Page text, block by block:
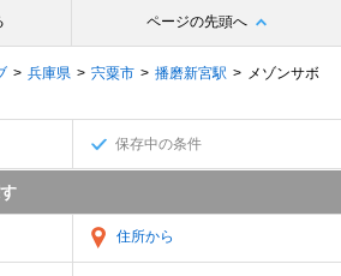
ページの先頭へ
兵庫県 宍粟市 播磨新宮駅
メゾンサボ
保存中の条件
住所から